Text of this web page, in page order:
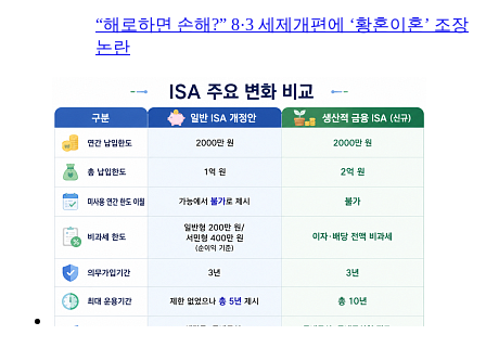
“해로하면 손해?” 8·3 세제개편에 ‘황혼이혼’ 조장
논란